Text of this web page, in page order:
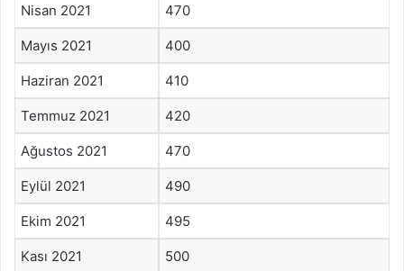
Nisan 2021 470
Mayıs 2021 400
Haziran 2021 410
Temmuz 2021 420
Ağustos 2021 470
Eylül 2021 490
Ekim 2021 495
Kası 2021 500